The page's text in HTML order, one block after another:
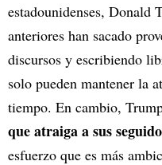
estadounidenses, Donald
anteriores han sacado
discursos y escribiendo
solo pueden mantener la
tiempo. En cambio,
que atraiga a sus
esfuerzo que es más